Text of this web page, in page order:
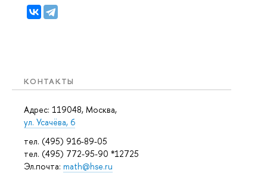
КОНТАКТЫ
Адрес: 119048, Москва,
ул. Усачёва, 6
тел. (495) 916-89-05
тел. (495) 772-95-90 *12725
Эл.почта: math@hse.ru